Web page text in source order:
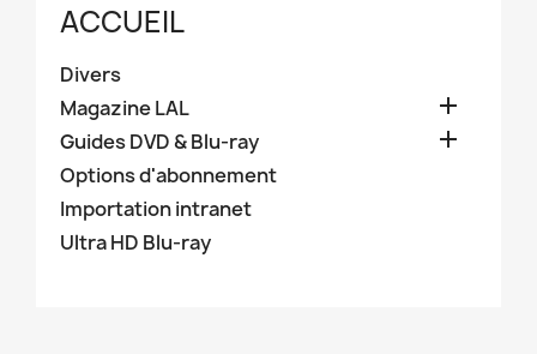
ACCUEIL
Divers
Magazine LAL

Guides DVD & Blu-ray 
Options d'abonnement
Importation intranet
Ultra HD Blu-ray